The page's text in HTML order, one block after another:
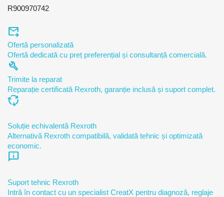
R900970742
forward_to_inbox
Ofertă personalizată
Ofertă dedicată cu preț preferențial și consultanță comercială.
build
Trimite la reparat
Reparație certificată Rexroth, garanție inclusă și suport complet.
cycle
Soluție echivalentă Rexroth
Alternativă Rexroth compatibilă, validată tehnic și optimizată
economic.
chat_info
Suport tehnic Rexroth
Intră în contact cu un specialist CreatX pentru diagnoză, reglaje